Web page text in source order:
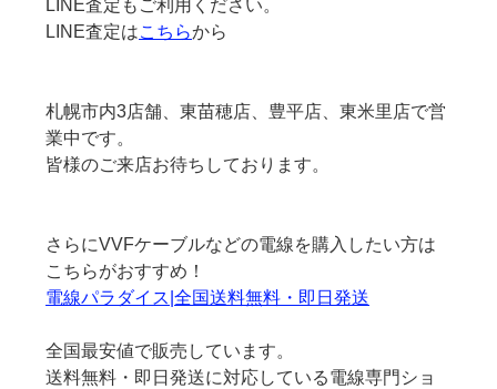
LINE査定もご利用ください。
LINE査定はこちらから
札幌市内3店舗、東苗穂店、豊平店、東米里店で営
業中です。
皆様のご来店お待ちしております。
さらにVVFケーブルなどの電線を購入したい方は
こちらがおすすめ！
電線パラダイス|全国送料無料・即日発送
全国最安値で販売しています。
送料無料・即日発送に対応している電線専門ショ